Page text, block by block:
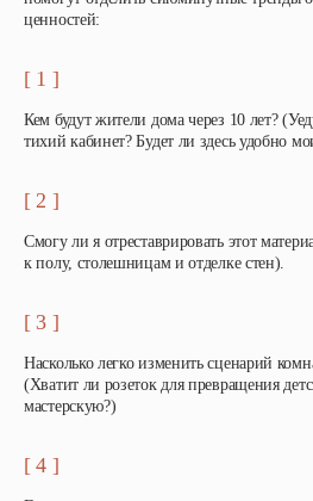
ценностей:
[ 1 ]
Кем будут жители дома через 10 лет?
тихий кабинет? Будет ли здесь удобно
[ 2 ]
Смогу ли я отреставрировать этот
к полу, столешницам и отделке стен).
[ 3 ]
Насколько легко изменить сценарий
(Хватит ли розеток для превращения
мастерскую?)
[ 4 ]